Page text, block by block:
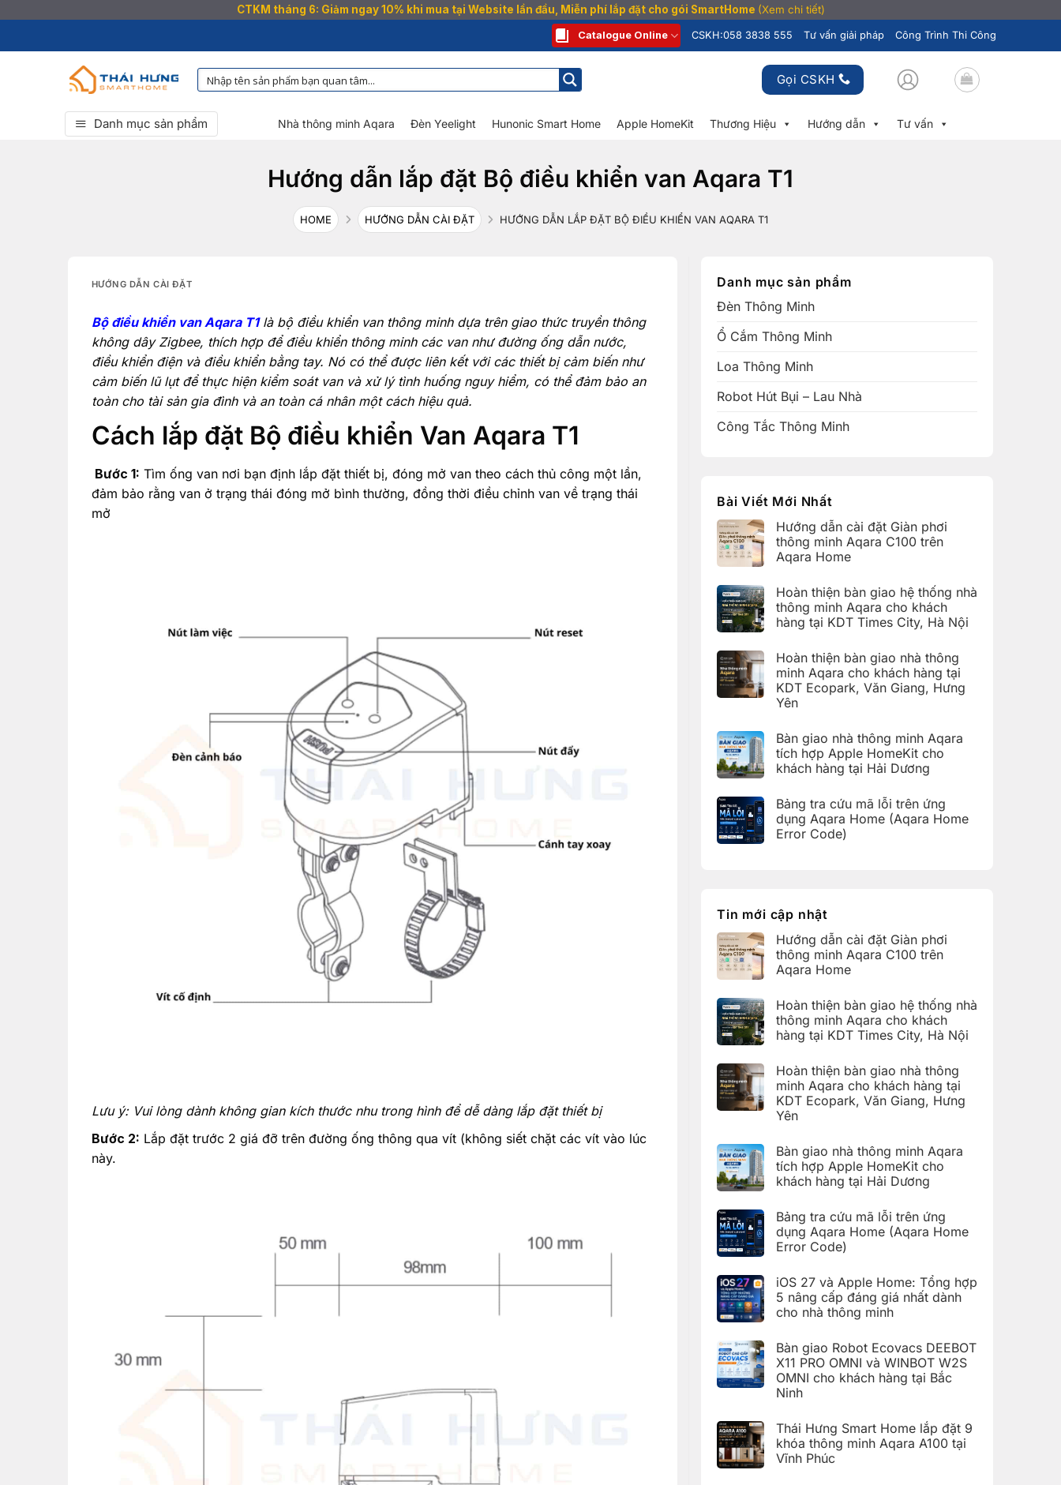
CTKM tháng 6: Giảm ngay 10% khi mua tại Website lần đầu, Miễn phí lắp đặt cho gói SmartHome (Xem chi tiết)
qua
Catalogue Online CSKH:058 3838 555 Tư vấn giải pháp Công Trình Thi Công
Gọi CSKH
Danh mục sản phẩm Nhà thông minh Aqara Đèn Yeelight Hunonic Smart Home Apple HomeKit Thương Hiệu Hướng dẫn Tư vấn
Hướng dẫn lắp đặt Bộ điều khiển van Aqara T1
HOME HƯỚNG DẪN CÀI ĐẶT HƯỚNG DẪN LẮP ĐẶT BỘ ĐIỀU KHIỂN VAN AQARA T1
HƯỚNG DẪN CÀI ĐẶT
Bộ điều khiển van Aqara T1là bộ điều khiển van thông minh dựa trên giao thức truyền thông
không dây Zigbee, thích hợp để điều khiển thông minh các van như đường ống dẫn nước,
điều khiển điện và điều khiển bằng tay. Nó có thể được liên kết với các thiết bị cảm biến như
cảm biến lũ lụt để thực hiện kiểm soát van và xử lý tình huống nguy hiểm, có thể đảm bảo an
toàn cho tài sản gia đình và an toàn cá nhân một cách hiệu quả.
Cách lắp đặt Bộ điều khiển Van Aqara T1
Bước 1: Tìm ống van nơi bạn định lắp đặt thiết bị, đóng mở van theo cách thủ công một lần,
đảm bảo rằng van ở trạng thái đóng mở bình thường, đồng thời điều chỉnh van về trạng thái
mở
Lưu ý: Vui lòng dành không gian kích thước nhu trong hình để dễ dàng lắp đặt thiết bị
Bước 2: Lắp đặt trước 2 giá đỡ trên đường ống thông qua vít (không siết chặt các vít vào lúc
này.
Danh mục sản phẩm
Đèn Thông Minh
Ổ Cắm Thông Minh
Loa Thông Minh
Robot Hút Bụi – Lau Nhà
Công Tắc Thông Minh
Bài Viết Mới Nhất
Hướng dẫn cài đặt Giàn phơi
thông minh Aqara C100 trên
Aqara Home
bình
luận
ở
Hướng
đặt
Giàn
phơi
thông
minh
Aqara
Aqara
Home
Hoàn thiện bàn giao hệ thống nhà
thông minh Aqara cho khách
hàng tại KDT Times City, Hà Nội
bình
luận
ở
Hoàn
thiện
bàn
thống
nhà
thông
minh
khách
hàng
tại
KDT
Hoàn thiện bàn giao nhà thông
minh Aqara cho khách hàng tại
KDT Ecopark, Văn Giang, Hưng
Yên
bình
luận
ở
Hoàn
giao
nhà
thông
minh
Aqara
Văn
Giang,
Hưng
Yên
Bàn giao nhà thông minh Aqara
tích hợp Apple HomeKit cho
khách hàng tại Hải Dương
bình
luận
ở
Bàn
hợp
Apple
cho
khách
hàng
tại
Bảng tra cứu mã lỗi trên ứng
dụng Aqara Home (Aqara Home
Error Code)
tra
cứu
lỗi
trên
ứng
dụng
(Aqara
Home
Error
Code)
Tin mới cập nhật
Hướng dẫn cài đặt Giàn phơi
thông minh Aqara C100 trên
Aqara Home
bình
luận
ở
Hướng
đặt
Giàn
phơi
thông
minh
Aqara
Aqara
Home
Hoàn thiện bàn giao hệ thống nhà
thông minh Aqara cho khách
hàng tại KDT Times City, Hà Nội
bình
luận
ở
Hoàn
thiện
bàn
thống
nhà
thông
minh
khách
hàng
tại
KDT
Hà
Nội
Hoàn thiện bàn giao nhà thông
minh Aqara cho khách hàng tại
KDT Ecopark, Văn Giang, Hưng
Yên
bình
luận
ở
Hoàn
giao
nhà
thông
minh
Aqara
khách
hàng
tại
KDT
Ecopark,
Hưng
Yên
Bàn giao nhà thông minh Aqara
tích hợp Apple HomeKit cho
khách hàng tại Hải Dương
bình
luận
ở
Bàn
thông
minh
Aqara
tích
hợp
HomeKit
cho
khách
hàng
tại
Hải
Bảng tra cứu mã lỗi trên ứng
dụng Aqara Home (Aqara Home
Error Code)
bình
luận
ở
Bảng
mã
lỗi
trên
ứng
dụng
Aqara
Home
Error
Code)
iOS 27 và Apple Home: Tổng hợp
5 nâng cấp đáng giá nhất dành
cho nhà thông minh
bình
luận
ở
iOS
27
và
Home:
Tổng
hợp
5
nâng
Bàn giao Robot Ecovacs DEEBOT
X11 PRO OMNI và WINBOT W2S
OMNI cho khách hàng tại Bắc
Ninh
bình
luận
ở
Bàn
Thái Hưng Smart Home lắp đặt 9
khóa thông minh Aqara A100 tại
Vĩnh Phúc